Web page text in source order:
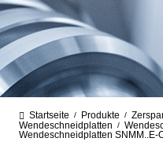
Startseite / Produkte /
Wendeschneidplatten /
Wendeschneidplatten SNMM..E-